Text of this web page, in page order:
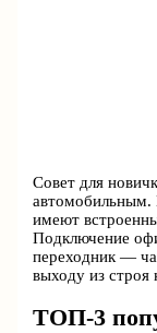
Совет для
автомобильным.
имеют
Подключение
переходник —
выходу из строя
ТОП-3